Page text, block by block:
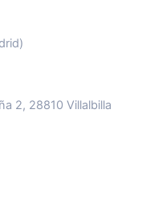
2, 28810 Villalbilla